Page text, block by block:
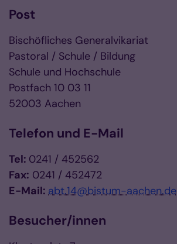
Post
Bischöfliches Generalvikariat
Pastoral / Schule / Bildung
Schule und Hochschule
Postfach 10 03 11
52003 Aachen
Telefon und E-Mail
Tel: 0241 / 452562
Fax: 0241 / 452472
E-Mail: abt.14@bistum-aachen.de
Besucher/innen